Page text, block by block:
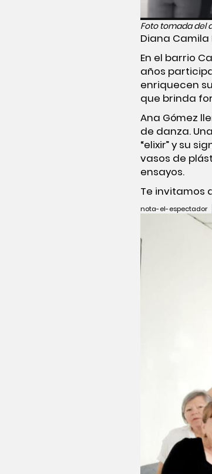
Foto tomada del
Diana Camila
En el barrio
años
enriquecen
que brinda
Ana Gómez
de danza.
“elixir” y su
vasos de
ensayos.
Te invitamos
nota-el-espectador